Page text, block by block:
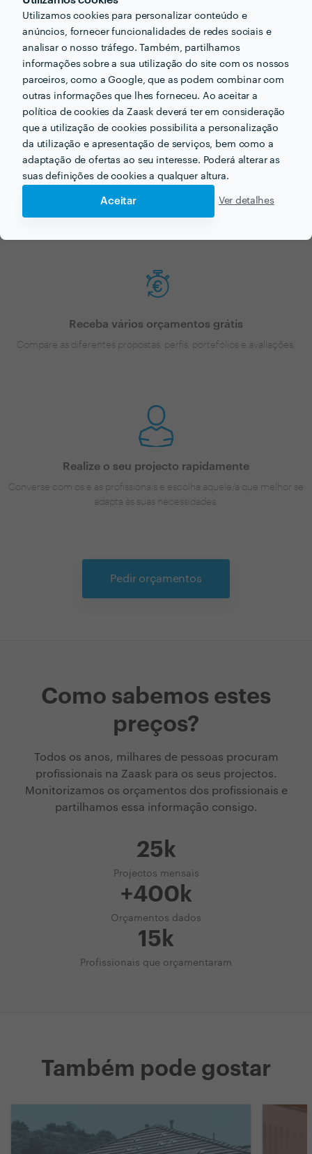
Utilizamos cookies para personalizar conteúdo e
anúncios, fornecer funcionalidades de redes sociais e
analisar o nosso tráfego. Também, partilhamos
informações sobre a sua utilização do site com os nossos
parceiros, como a Google, que as podem combinar com
outras informações que lhes forneceu. Ao aceitar a
política de cookies da Zaask deverá ter em consideração
que a utilização de cookies possibilita a personalização
da utilização e apresentação de serviços, bem como a
adaptação de ofertas ao seu interesse. Poderá alterar as
suas definições de cookies a qualquer altura.
Aceitar Ver detalhes
Agora que tem uma ideia dos preços vamos encontar
o profissional certo para si!
Faça o seu pedido sem compromisso
Preencha um breve questionário explicando-nos aquilo de que
necessita.
Receba vários orçamentos grátis
Compare as diferentes propostas, perfis, portefólios e avaliações.
Realize o seu projecto rapidamente
Converse com os e as profissionais e escolha aquele/a que melhor se
adapta às suas necessidades.
Pedir orçamentos
Como sabemos estes
preços?
Todos os anos, milhares de pessoas procuram
profissionais na Zaask para os seus projectos.
Monitorizamos os orçamentos dos profissionais e
partilhamos essa informação consigo.
25k
Projectos mensais
+400k
Orçamentos dados
15k
Profissionais que orçamentaram
Também pode gostar